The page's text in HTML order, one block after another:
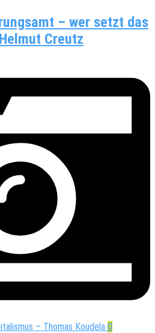
– wer setzt das
Creutz
0